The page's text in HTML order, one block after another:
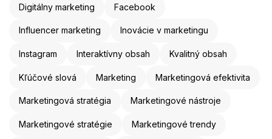
Digitálny marketing Facebook
Influencer marketing Inovácie v marketingu
Instagram Interaktívny obsah Kvalitný obsah
Kľúčové slová Marketing Marketingová efektivita
Marketingová stratégia Marketingové nástroje
Marketingové stratégie Marketingové trendy